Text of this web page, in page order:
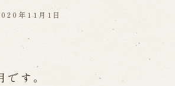
Ningyoza'
Treasure, the late
Tomoji
Awaji Ningyoza
at the Awaji
年11月1日
す。